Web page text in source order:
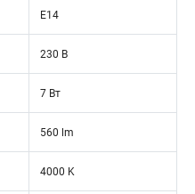
E14
230 В
7 Вт
560 lm
4000 K